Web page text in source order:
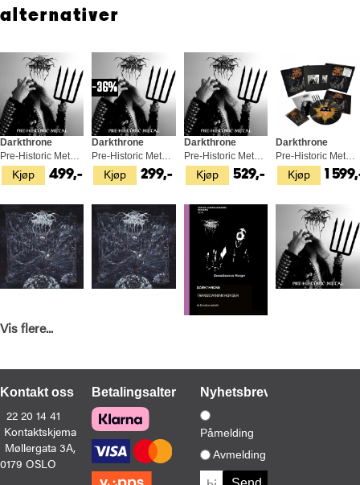
alternativer
Kjøp
Darkthrone
Pre-Historic Metal - LTD (LP)
499,- Kjøp
36%
Darkthrone
Pre-Historic Metal (LP)
299,- Kjøp
Darkthrone
Pre-Historic Metal - LTD (LP)
529,- Kjøp
Darkthrone
Pre-Historic Metal Box Set - LTD (LP)
1
Kjøp
Darkthrone
549,- Kjøp 549,- Kjøp 249,- Kjøp 229,-
Vis flere...
Kontakt oss
22 20 14 41
Kontaktskjema
Møllergata 3A,
0179 OSLO
BetalingsalternativerNyhetsbrev
Påmelding
Avmelding